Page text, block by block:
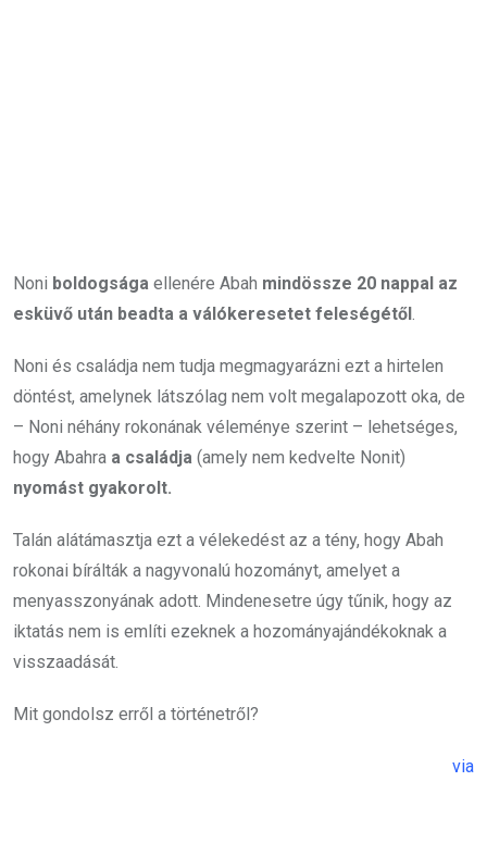
Noni boldogsága ellenére Abah mindössze 20 nappal az
esküvő után beadta a válókeresetet feleségétől .
Noni és családja nem tudja megmagyarázni ezt a hirtelen
döntést, amelynek látszólag nem volt megalapozott oka, de
– Noni néhány rokonának véleménye szerint – lehetséges,
hogy Abahra a családja (amely nem kedvelte Nonit)
nyomást gyakorolt.
Talán alátámasztja ezt a vélekedést az a tény, hogy Abah
rokonai bírálták a nagyvonalú hozományt, amelyet a
menyasszonyának adott. Mindenesetre úgy tűnik, hogy az
iktatás nem is említi ezeknek a hozományajándékoknak a
visszaadását.
Mit gondolsz erről a történetről?
via